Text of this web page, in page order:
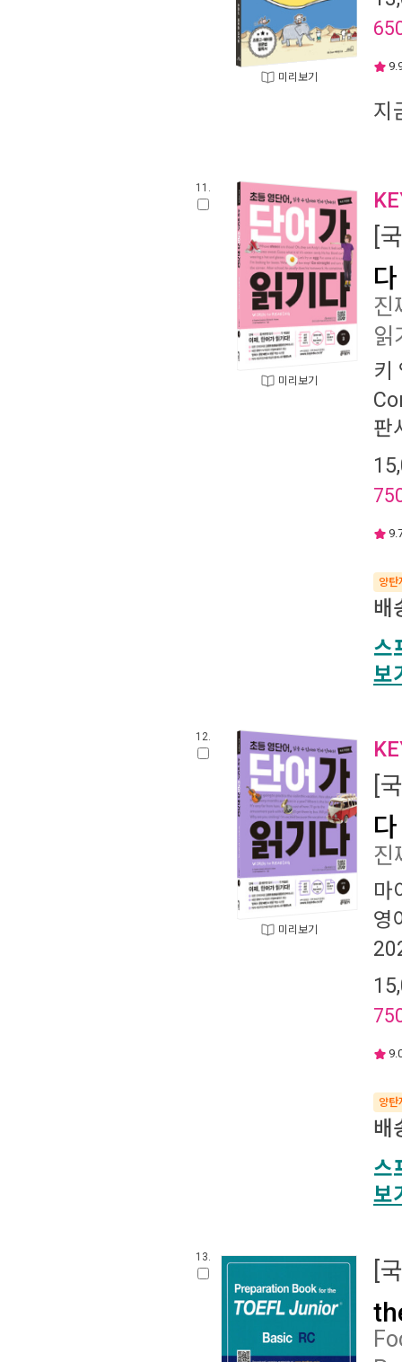
미리보기
지
11.
미리보기
[
진
읽
키
판
양탄
배
스
보
12.
미리보기
[
진
마
영
양탄
배
스
보
13. [